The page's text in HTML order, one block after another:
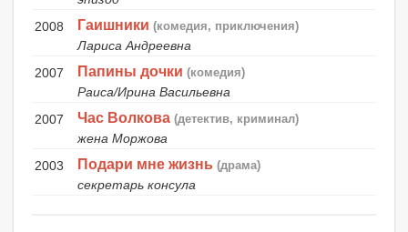
2008
Гаишники (комедия, приключения)
Лариса Андреевна
2007
Папины дочки (комедия)
Раиса/Ирина Васильевна
2007
Час Волкова (детектив, криминал)
жена Моржова
2003
Подари мне жизнь (драма)
секретарь консула